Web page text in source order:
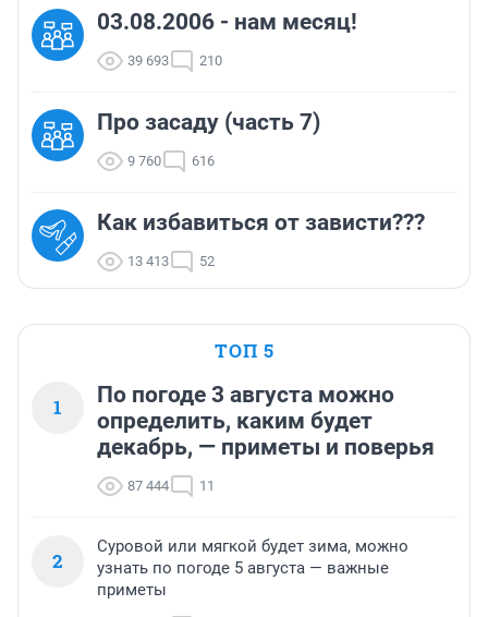
03.08.2006 - нам месяц!
39 693 210
Про засаду (часть 7)
9 760 616
Как избавиться от зависти???
13 413 52
ТОП 5
1
По погоде 3 августа можно
определить, каким будет
декабрь, — приметы и поверья
87 444 11
2
Суровой или мягкой будет зима, можно
узнать по погоде 5 августа — важные
приметы